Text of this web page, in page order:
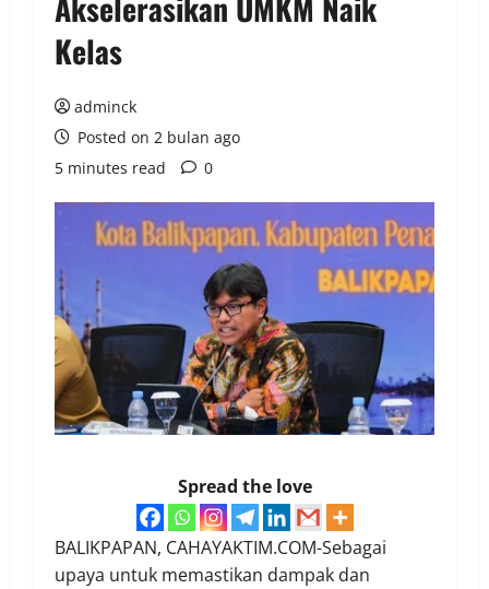
Kelas
adminck
Posted on 2 bulan ago
5 minutes read
0
Spread the love
BALIKPAPAN, CAHAYAKTIM.COM-Sebagai
upaya untuk memastikan dampak dan